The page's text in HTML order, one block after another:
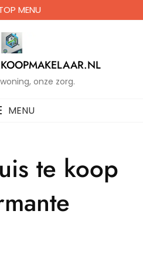
MENU
onze zorg.
MENU
te koop